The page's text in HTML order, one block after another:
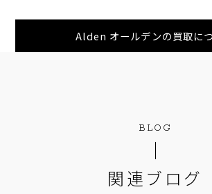
Alden オールデンの買取に
BLOG
関連ブログ